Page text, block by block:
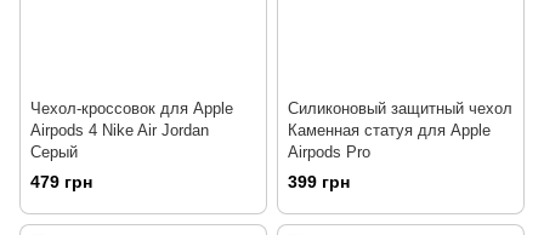
Чехол-кроссовок для Apple
Airpods 4 Nike Air Jordan
Серый
479 грн
Силиконовый защитный чехол
Каменная статуя для Apple
Airpods Pro
399 грн